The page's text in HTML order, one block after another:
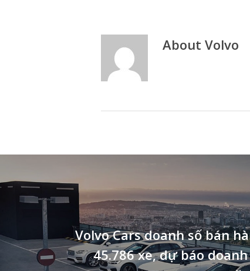
About Volvo
Volvo Cars doanh số bán
45.786 xe, dự báo